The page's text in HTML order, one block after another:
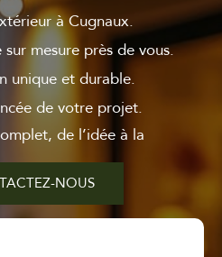
à Cugnaux.
mesure près de vous.
unique et durable.
de votre projet.
de l’idée à la
NOUS